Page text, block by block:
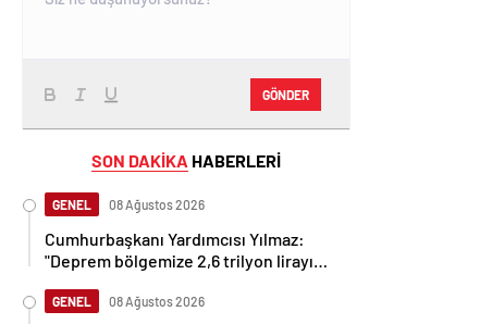
GÖNDER
SON DAKİKA HABERLERİ
GENEL 08 Ağustos 2026
Cumhurbaşkanı Yardımcısı Yılmaz:
"Deprem bölgemize 2,6 trilyon lirayı
GENEL 08 Ağustos 2026